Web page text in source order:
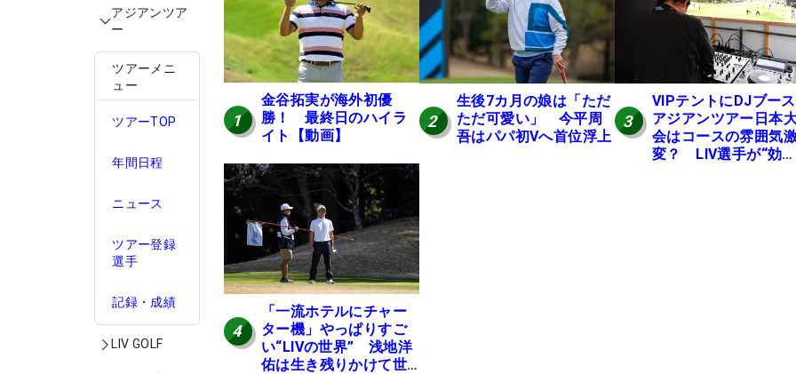
アジアンツア
ー
ツアーメニ
ュー
ツアーTOP
年間日程
ニュース
ツアー登録
選手
記録・成績
LIV GOLF
1
金谷拓実が海外初優
勝！ 最終日のハイラ
イト【動画】
2
生後7カ月の娘は「ただ
ただ可愛い」 今平周
吾はパパ初Vへ首位浮上
3
VIPテントにDJブー
アジアンツアー日本
会はコースの雰囲気
変？ LIV選手が“効
4
「一流ホテルにチャー
ター機」やっぱりすご
い“LIVの世界” 浅地洋
佑は生き残りかけて世